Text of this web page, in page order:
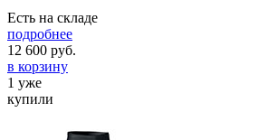
Есть на складе
подробнее
12 600 руб.
в корзину
1 уже
купили